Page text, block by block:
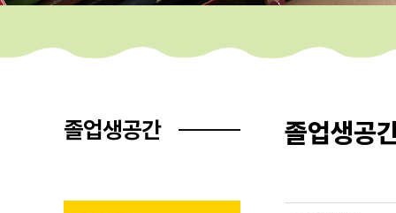
졸업생공간 졸업생공